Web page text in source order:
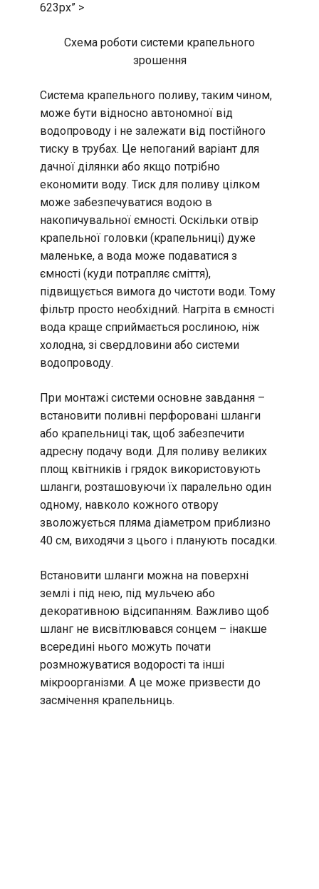
623px” >
Схема роботи системи крапельного
зрошення
Система крапельного поливу, таким чином,
може бути відносно автономної від
водопроводу і не залежати від постійного
тиску в трубах. Це непоганий варіант для
дачної ділянки або якщо потрібно
економити воду. Тиск для поливу цілком
може забезпечуватися водою в
накопичувальної ємності. Оскільки отвір
крапельної головки (крапельниці) дуже
маленьке, а вода може подаватися з
ємності (куди потрапляє сміття),
підвищується вимога до чистоти води. Тому
фільтр просто необхідний. Нагріта в ємності
вода краще сприймається рослиною, ніж
холодна, зі свердловини або системи
водопроводу.
При монтажі системи основне завдання –
встановити поливні перфоровані шланги
або крапельниці так, щоб забезпечити
адресну подачу води. Для поливу великих
площ квітників і грядок використовують
шланги, розташовуючи їх паралельно один
одному, навколо кожного отвору
зволожується пляма діаметром приблизно
40 см, виходячи з цього і планують посадки.
Встановити шланги можна на поверхні
землі і під нею, під мульчею або
декоративною відсипанням. Важливо щоб
шланг не висвітлювався сонцем – інакше
всередині нього можуть почати
розмножуватися водорості та інші
мікроорганізми. А це може призвести до
засмічення крапельниць.